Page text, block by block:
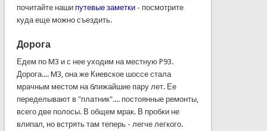
почитайте наши путевые заметки- посмотрите
куда еще можно съездить.
Дорога
Едем по M3 и с нее уходим на местную P93.
Дорога.... M3 , она же Киевское шоссе стала
мрачным местом на ближайшие парулет. Ее
переделываютв "платник".... постоянные ремонты,
всегодве полосы. В общем мрак. В пробки не
влипал но встрятьтам теперь- легче легкого.